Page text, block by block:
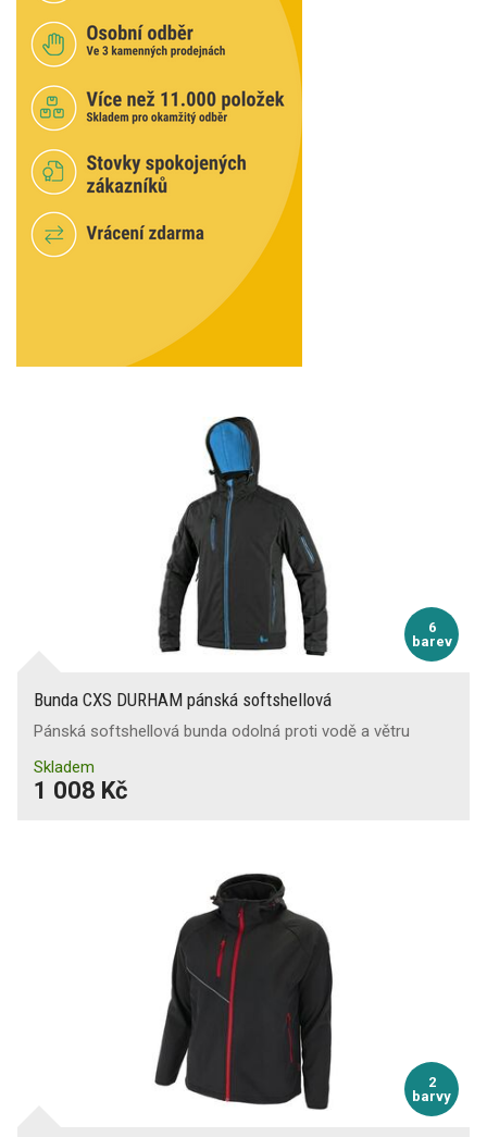
6
barev
Bunda CXS DURHAM pánská softshellová
Pánská softshellová bunda odolná proti vodě a větru
Skladem
1 008 Kč
2
barvy